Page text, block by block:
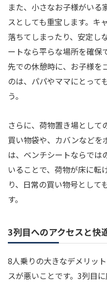
また、小さなお子様がいる
スとしても重宝します。キ
落ちてしまったり、安定し
ートなら平らな場所を確保
先での休憩時に、お子様を
のは、パパやママにとって
う。
さらに、荷物置き場として
買い物袋や、カバンなどを
は、ベンチシートならでは
いることで、荷物が床に転
り、日常の買い物号として
す。
3列目へのアクセスと快
8人乗りの大きなデメリッ
スが悪いことです。3列目